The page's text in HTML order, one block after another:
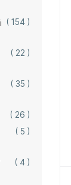
( 154 )
( 22 )
( 35 )
( 26 )
( 5 )
( 4 )